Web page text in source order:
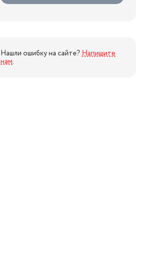
Нашли ошибку на сайте? Напишите
нам.